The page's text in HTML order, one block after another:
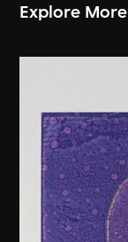
Explore More